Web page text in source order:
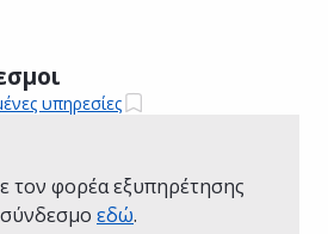
υπηρεσίες
τον φορέα εξυπηρέτησης
εδώ.